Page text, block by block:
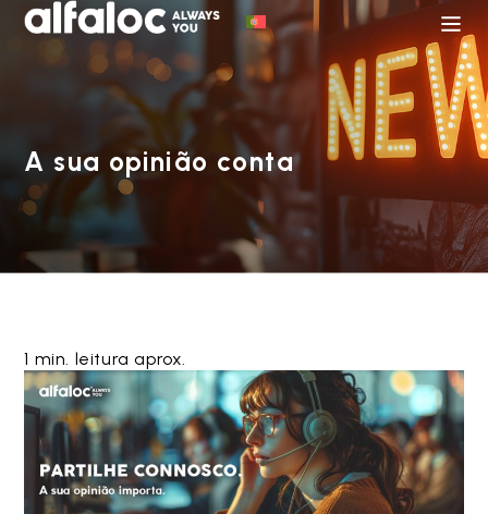
A sua opinião conta
1 min. leitura aprox.